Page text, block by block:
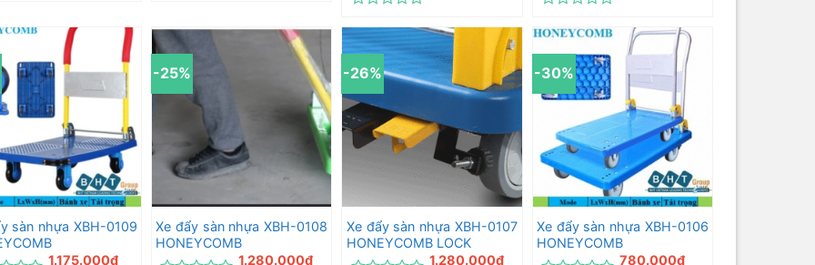
hạng
0
sao
xếp
hạng
5
sao
xếp
5
sao
sàn nhựa XBH-0109
1.175.000₫
-25%
Xe đẩy sàn nhựa XBH-0108
HONEYCOMB
1.280.000₫
-26%
Xe đẩy sàn nhựa XBH-0107
HONEYCOMB LOCK
1.280.000₫
-30%
Xe đẩy sàn nhựa XBH-0106
HONEYCOMB
780.000₫